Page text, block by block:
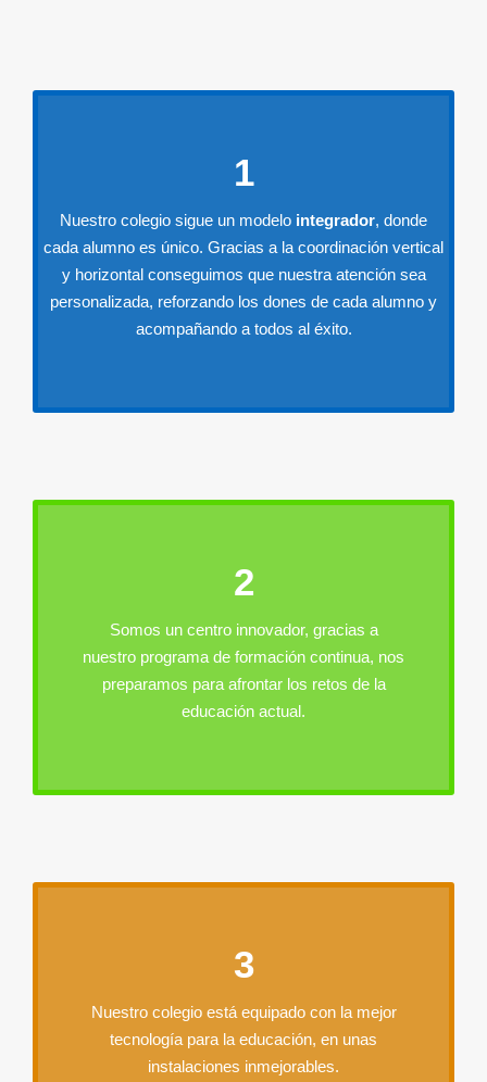
1
Nuestro colegio sigue un modelo integrador, donde
cada alumno es único. Gracias a la coordinación vertical
y horizontal conseguimos que nuestra atención sea
personalizada, reforzando los dones de cada alumno y
acompañando a todos al éxito.
2
Somos un centro innovador, gracias a
nuestro programa de formación continua, nos
preparamos para afrontar los retos de la
educación actual.
3
Nuestro colegio está equipado con la mejor
tecnología para la educación, en unas
instalaciones inmejorables.